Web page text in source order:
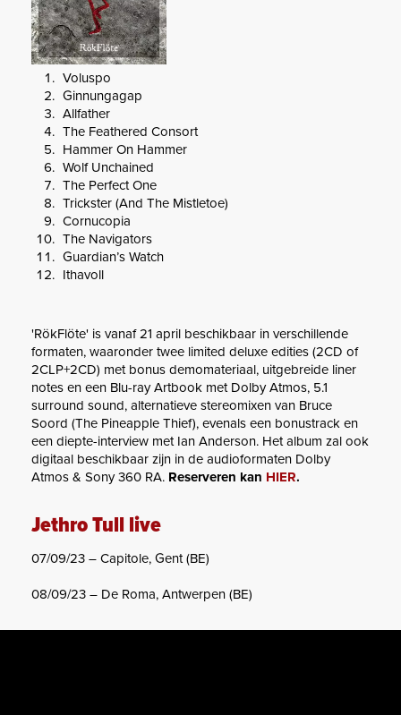
Voluspo
Ginnungagap
Allfather
The Feathered Consort
Hammer On Hammer
Wolf Unchained
The Perfect One
Trickster (And The Mistletoe)
Cornucopia
The Navigators
Guardian’s Watch
Ithavoll
'RökFlöte' is vanaf 21 april beschikbaar in verschillende
formaten, waaronder twee limited deluxe edities (2CD of
2CLP+2CD) met bonus demomateriaal, uitgebreide liner
notes en een Blu-ray Artbook met Dolby Atmos, 5.1
surround sound, alternatieve stereomixen van Bruce
Soord (The Pineapple Thief), evenals een bonustrack en
een diepte-interview met Ian Anderson. Het album zal ook
digitaal beschikbaar zijn in de audioformaten Dolby
Atmos & Sony 360 RA. Reserveren kan HIER.
Jethro Tull live
07/09/23 – Capitole, Gent (BE)
08/09/23 – De Roma, Antwerpen (BE)